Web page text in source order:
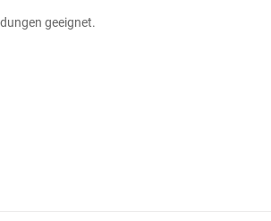
geeignet.